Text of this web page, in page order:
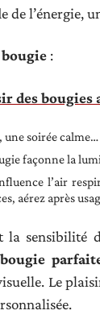
de l’énergie,
bougie :
des bougies
une soirée
façonne la
l’air
aérez après
la sensibilité
bougie
Le